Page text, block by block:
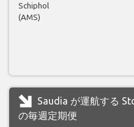
Schiphol
(AMS)
Saudia が運航する
の毎週定期便